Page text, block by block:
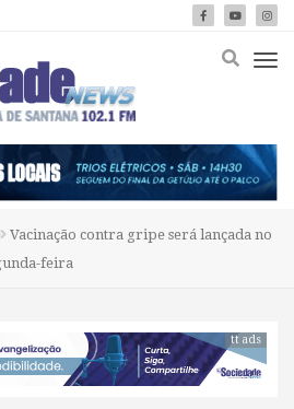
Vacinação contra gripe será lançada no
feira
tt ads